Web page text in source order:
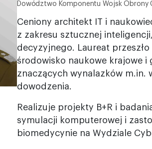
Dowództwo Komponentu Wojsk Obrony
Ceniony architekt IT i
z zakresu sztucznej
decyzyjnego. Laureat
środowisko naukowe krajowe
znaczących wynalazków m.in.
dowodzenia.
Realizuje projekty B+R i
symulacji komputerowej i
biomedycynie na Wydziale